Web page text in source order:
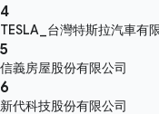
4
TESLA_台灣特斯拉汽車有
5
信義房屋股份有限公司
6
新代科技股份有限公司